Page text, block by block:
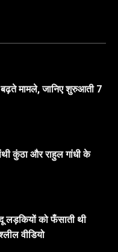
मामले, जानिए शुरुआती 7
कुंठा और राहुल गांधी के
लड़कियों को फँसाती थी
वीडियो